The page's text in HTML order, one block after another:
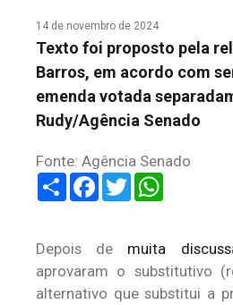
14 de novembro de 2024
Texto foi proposto pela
Barros, em acordo com
emenda votada
Rudy/Agência Senado
Fonte: Agência Senado
ShareFacebook
Twitter
Depois de muita
aprovaram o substitutivo
alternativo que substitui a